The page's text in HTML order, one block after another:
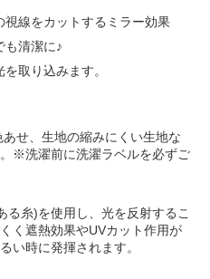
視線をカットするミラー効果
も清潔に♪
取り込みます。
せ、生地の縮みにくい生地な
※洗濯前に洗濯ラベルを必ずご
る糸)を使用し、光を反射するこ
く遮熱効果やUVカット作用が
い時に発揮されます。